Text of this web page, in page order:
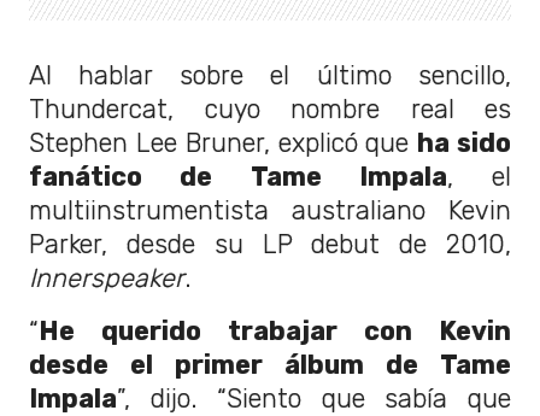
Al hablar sobre el último sencillo,
Thundercat, cuyo nombre real es
Stephen Lee Bruner, explicó que ha sido
fanático de Tame Impala, el
multiinstrumentista australiano Kevin
Parker, desde su LP debut de 2010,
Innerspeaker.
“He querido trabajar con Kevin
desde el primer álbum de Tame
Impala”, dijo. “Siento que sabía que